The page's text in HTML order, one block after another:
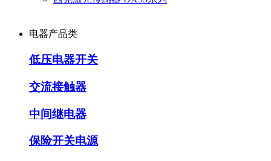
电器产品类
低压电器开关
交流接触器
中间继电器
保险开关电源